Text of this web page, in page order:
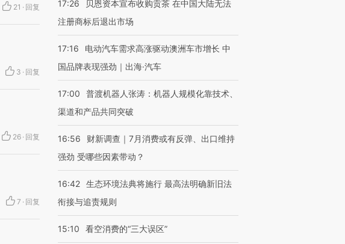
21 · 回复
3 · 回复
26 · 回复
7 · 回复
17:26
贝恩资本宣布收购贡茶 在中国大陆无法
注册商标后退出市场
17:16
电动汽车需求高涨驱动澳洲车市增长 中
国品牌表现强劲｜出海·汽车
17:00
普渡机器人张涛：机器人规模化靠技术、
渠道和产品共同突破
16:56
财新调查｜7月消费或有反弹、出口维持
强劲 受哪些因素带动？
16:42 生态环境法典将施行 最高法明确新旧法
衔接与追责规则
15:10 看空消费的“三大误区”